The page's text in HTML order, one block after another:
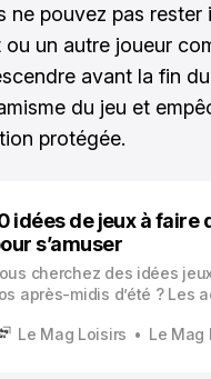
ne pouvez pas
ou un autre joueur
avant la fin
du jeu et
protégée.
idées de jeux à faire
s’amuser
cherchez des idées
après-midis d’été ? Les
la coordination,
Le Mag Loisirs Le Mag